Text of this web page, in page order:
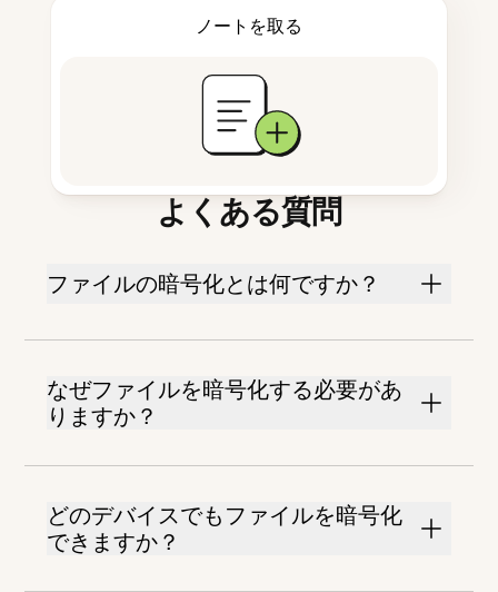
ノートを取る
よくある質問
ファイルの暗号化とは何ですか？
なぜファイルを暗号化する必要があ
りますか？
どのデバイスでもファイルを暗号化
できますか？